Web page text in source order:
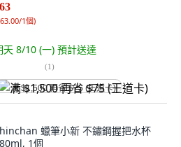
1個)
天 8/10 (一) 預計送達
(1)
满 $1,500 再省 $75 (王道卡)
蠟筆小新 不鏽鋼握把水杯
1個